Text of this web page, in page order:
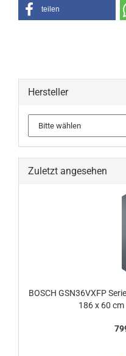
teilen
Hersteller
Zuletzt angesehen
BOSCH GSN36VXFP
186 x 60